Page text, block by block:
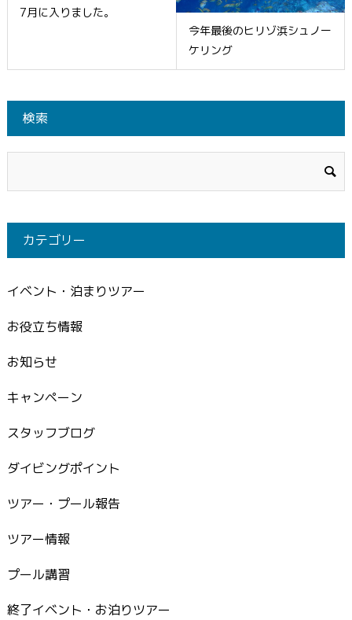
7月に入りました。
今年最後のヒリゾ浜シュノー
ケリング
検索
カテゴリー
イベント・泊まりツアー
お役立ち情報
お知らせ
キャンペーン
スタッフブログ
ダイビングポイント
ツアー・プール報告
ツアー情報
プール講習
終了イベント・お泊りツアー